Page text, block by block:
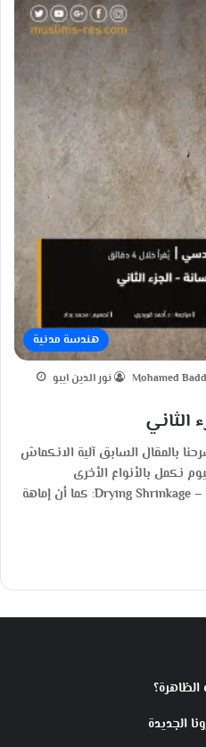
هندسة مدنية
Mohamed
نور الدين ايبو
الثاني
بالمقال السابق آلية الانكماش
نكمل بالأنواع الأخرى
للانكماش، وهي: انكماش الجفاف – Drying Shrinkage: كما أن إماهة
الجديدة